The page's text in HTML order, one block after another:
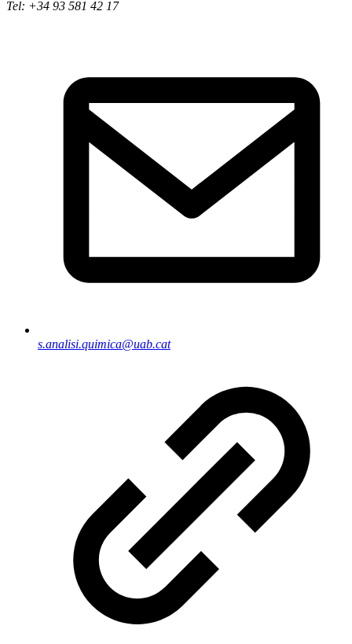
Tel: +34 93 581 42 17
s.analisi.quimica@uab.cat